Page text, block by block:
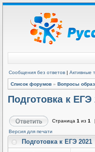
Сообщения без ответов | Активные
Список форумов » Вопросы
Подготовка к ЕГЭ
Страница 1 из 1
Версия для печати
Подготовка к ЕГЭ 2021